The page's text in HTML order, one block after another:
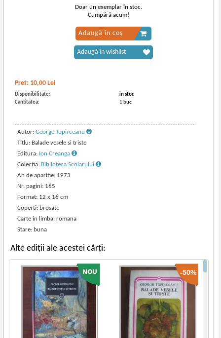
Pret: 10,00 Lei
Disponibilitate:
in stoc
Cantitatea:
1 buc
Autor:George Topirceanu
Titlu: Balade vesele si triste
Editura: Ion Creanga
Colectia: Biblioteca Scolarului
An de aparitie: 1973
Nr. pagini: 165
Format: 12 x 16 cm
Coperti: brosate
Carte in limba: romana
Stare: buna
Doar un exemplar în stoc.
Cumpără acum!
Adaugă în coș
Adaugă în wishlist
Alte ediții ale acestei cărți:
-50%